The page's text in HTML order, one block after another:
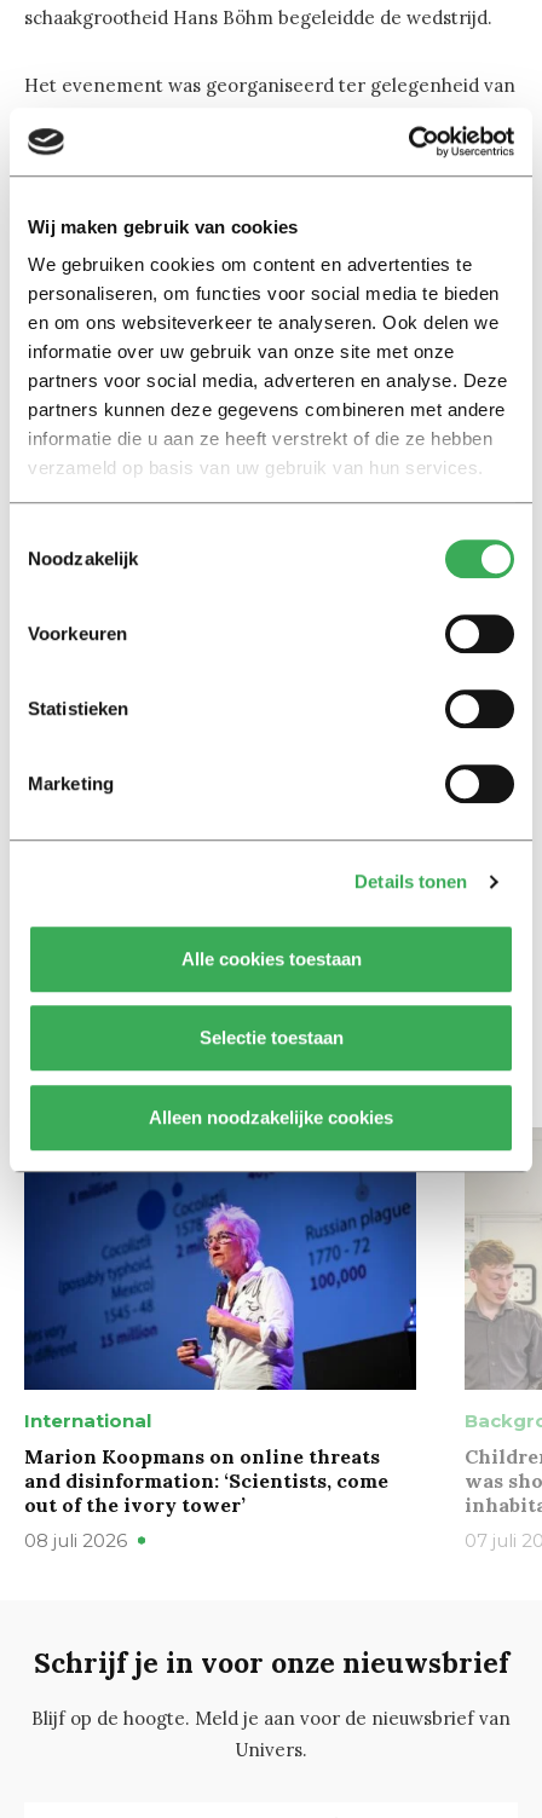
Wij maken gebruik van cookies
We gebruiken cookies om content en advertenties te
personaliseren, om functies voor social media te bieden
en om ons websiteverkeer te analyseren. Ook delen we
informatie over uw gebruik van onze site met onze
partners voor social media, adverteren en analyse. Deze
partners kunnen deze gegevens combineren met andere
informatie die u aan ze heeft verstrekt of die ze hebben
verzameld op basis van uw gebruik van hun services.
Noodzakelijk
Voorkeuren
Statistieken
Marketing
Details tonen
Alle cookies toestaan
Selectie toestaan
Alleen noodzakelijke cookies
schaakgrootheid Hans Böhm begeleidde de wedstrijd.
Het evenement was georganiseerd ter gelegenheid van
Lees ook
Interview
Marion Koopmans over online
bedreigingen en desinformatie:
Hunger Game: ‘Ik schrok, we
studenten de tentamenperiode
Maak het onderwijs flexibel,
zodat studenten zich breder
Bekijk meer recent nieuws
International
Marion Koopmans on online threats
and disinformation: ‘Scientists, come
out of the ivory tower’
08 juli 2026
was
07 juli
Schrijf je in voor onze nieuwsbrief
Blijf op de hoogte. Meld je aan voor de nieuwsbrief van
Univers.